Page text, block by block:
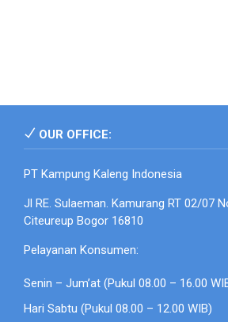
OUR OFFICE:
PT Kampung Kaleng Indonesia
Jl RE. Sulaeman. Kamurang RT 02/07
Citeureup Bogor 16810
Pelayanan Konsumen:
Senin – Jum’at (Pukul 08.00 – 16.00
Hari Sabtu (Pukul 08.00 – 12.00 WIB)